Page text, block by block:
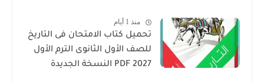
منذ 1 أيام
تحميل كتاب الامتحان فى التاريخ
للصف الأول الثانوى الترم الأول
2027 PDF النسخة الجديدة